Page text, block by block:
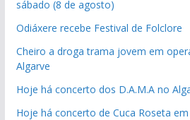
sábado (8 de agosto)
Odiáxere recebe Festival de Folclore
Cheiro a droga trama jovem em
Algarve
Hoje há concerto dos D.A.M.A no
Hoje há concerto de Cuca Roseta